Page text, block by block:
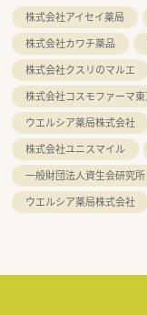
株式会社アイセイ薬局
株式会社カワチ薬品
株式会社クスリのマルエ
株式会社コスモファーマ
ウエルシア薬局株式会社
株式会社ユニスマイル
一般財団法人資生会研究所
ウエルシア薬局株式会社